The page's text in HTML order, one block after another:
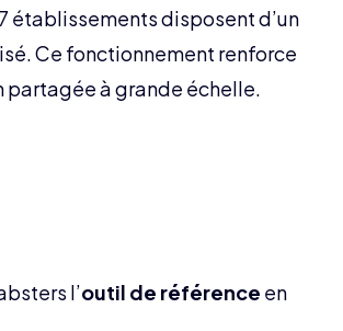
établissements disposent d’un
Ce fonctionnement renforce
partagée à grande échelle.
l’outil de référence en